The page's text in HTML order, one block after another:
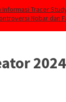
Informasi Tracer
Nobar dan
2024